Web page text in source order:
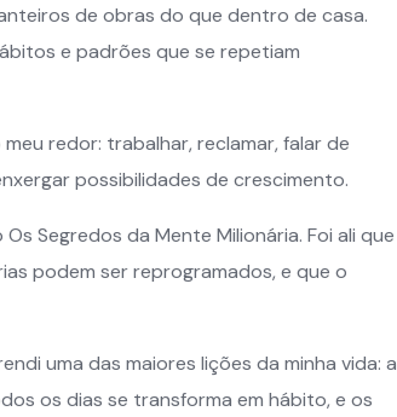
de obras do que dentro de casa.
e padrões que se repetiam
redor: trabalhar, reclamar, falar de
possibilidades de crescimento.
Segredos da Mente Milionária. Foi ali que
podem ser reprogramados, e que o
uma das maiores lições da minha vida: a
os dias se transforma em hábito, e os